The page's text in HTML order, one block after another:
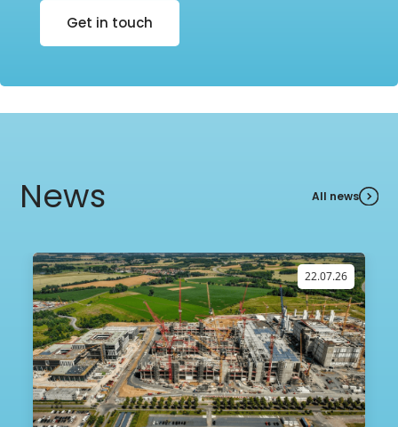
Get in touch
News All news
22.07.26